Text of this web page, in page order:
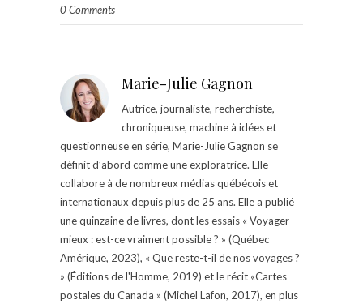
0 Comments
Marie-Julie Gagnon
Autrice, journaliste, recherchiste,
chroniqueuse, machine à idées et
questionneuse en série, Marie-Julie Gagnon se
définit d’abord comme une exploratrice. Elle
collabore à de nombreux médias québécois et
internationaux depuis plus de 25 ans. Elle a publié
une quinzaine de livres, dont les essais « Voyager
mieux : est-ce vraiment possible ? » (Québec
Amérique, 2023), « Que reste-t-il de nos voyages ?
» (Éditions de l'Homme, 2019) et le récit «Cartes
postales du Canada » (Michel Lafon, 2017), en plus